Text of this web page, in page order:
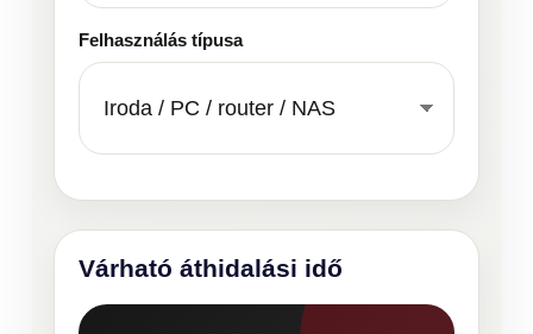
Felhasználás típusa
Várható áthidalási idő